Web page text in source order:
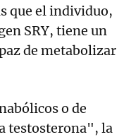
que el individuo,
SRY, tiene un
de metabolizar
o de
testosterona", la